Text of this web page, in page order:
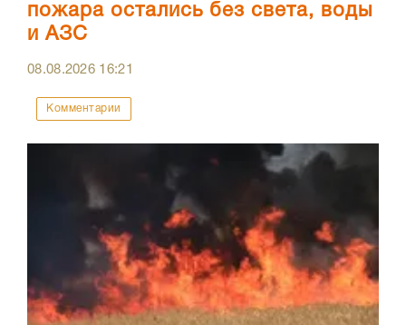
пожара остались без света, воды
и АЗС
08.08.2026 16:21
Комментарии